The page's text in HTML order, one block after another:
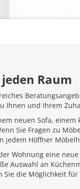
Raum
Ihnen und Ihrem
neuen Sofa,
Sie Fragen zu
jedem Höffner
Wohnung eine
Auswahl an
die Möglichkeit